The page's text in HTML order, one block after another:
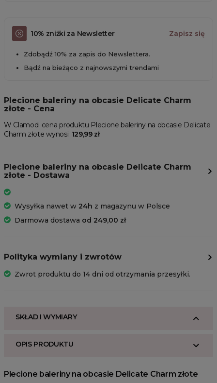
10% zniżki za Newsletter Zapisz się
Zdobądź 10% za zapis do Newslettera.
Bądź na bieżąco z najnowszymi trendami
Plecione baleriny na obcasie Delicate Charm
złote - Cena
W Clamodi cena produktu Plecione baleriny na obcasie Delicate
Charm złote wynosi: 129,99 zł
Plecione baleriny na obcasie Delicate Charm
złote - Dostawa
Wysyłka nawet w 24h z magazynu w Polsce
Darmowa dostawa od 249,00 zł
Polityka wymiany i zwrotów
Zwrot produktu do 14 dni od otrzymania przesyłki.
SKŁAD I WYMIARY
OPIS PRODUKTU
Plecione baleriny na obcasie Delicate Charm złote